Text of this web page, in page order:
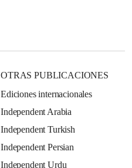
OTRAS PUBLICACIONES
Ediciones internacionales
Independent Arabia
Independent Turkish
Independent Persian
Independent Urdu